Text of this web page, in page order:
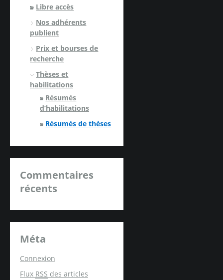
Libre accès
Nos adhérents
publient
Prix et bourses de
recherche
Thèses et
habilitations
Résumés
d’habilitations
Résumés de thèses
Commentaires
récents
Méta
Connexion
Flux RSS des articles